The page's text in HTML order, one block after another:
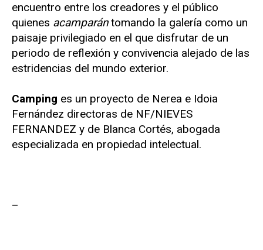
encuentro entre los creadores y el público
quienes acamparántomando la galería como un
paisaje privilegiado en el que disfrutar de un
periodo de reflexión y convivencia alejado de las
estridencias del mundo exterior.
Camping es un proyecto de Nerea e Idoia
Fernández directoras de NF/NIEVES
FERNANDEZ y de Blanca Cortés, abogada
especializada en propiedad intelectual.
–